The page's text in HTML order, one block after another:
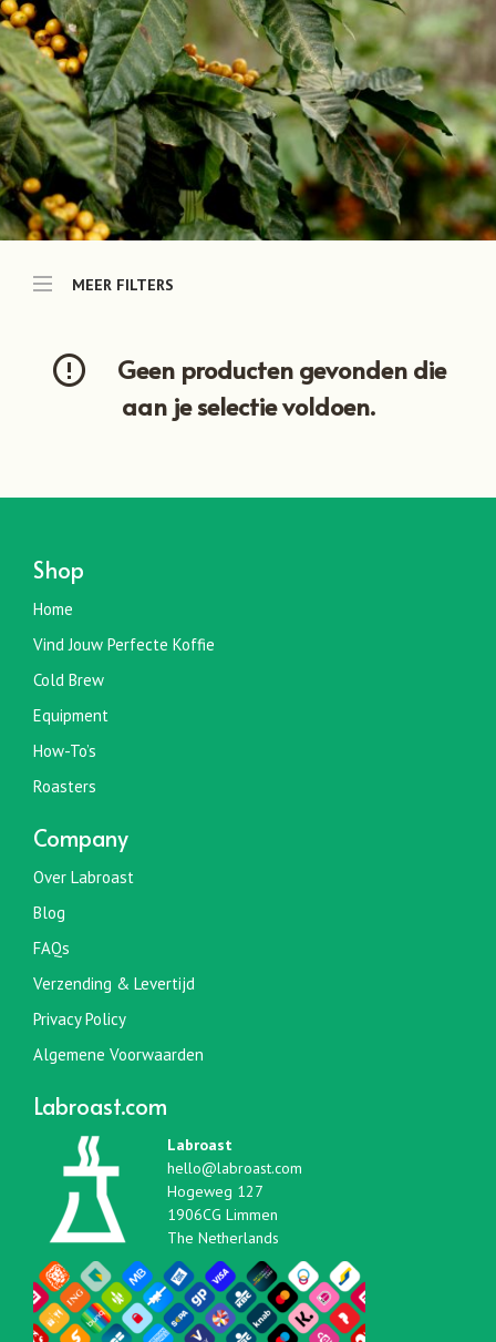
MEER FILTERS
Geen producten gevonden die
aan je selectie voldoen.
Shop
Home
Vind Jouw Perfecte Koffie
Cold Brew
Equipment
How-To’s
Roasters
Company
Over Labroast
Blog
FAQs
Verzending & Levertijd
Privacy Policy
Algemene Voorwaarden
Labroast.com
Labroast
hello@labroast.com
Hogeweg 127
1906CG Limmen
The Netherlands